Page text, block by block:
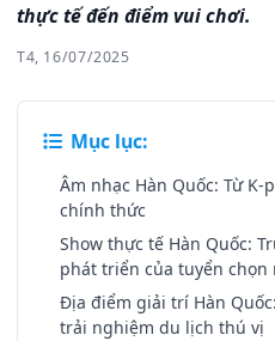
thực tế đến điểm vui chơi.
T4, 16/07/2025
Mục lục:
Âm nhạc Hàn Quốc: Từ
chính thức
Show thực tế Hàn Quốc:
phát triển của tuyển chọn
Địa điểm giải trí Hàn
trải nghiệm du lịch thú vị